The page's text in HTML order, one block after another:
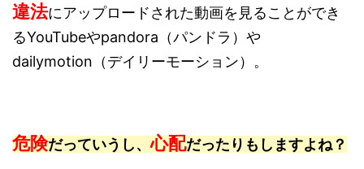
違法にアップロードされた動画を見ることができ
るYouTubeやpandora（パンドラ）や
dailymotion（デイリーモーション）。
危険だっていうし、心配だったりもしますよね？